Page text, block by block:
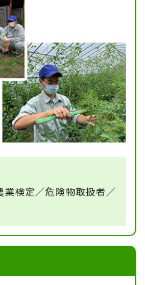
食料生産コース
農業科学科
ツ収穫！
農業科学科
ルの取組が三重テレビで放映
チの飼育を始めました。
業検定／危険物取扱者／